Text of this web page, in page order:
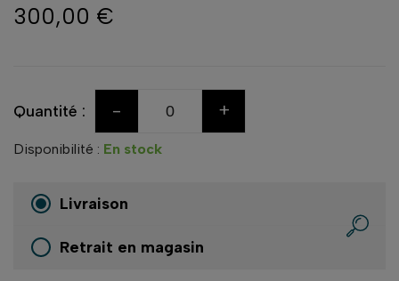
300,00 €
Quantité : - +
Disponibilité : En stock
Livraison
Retrait en magasin